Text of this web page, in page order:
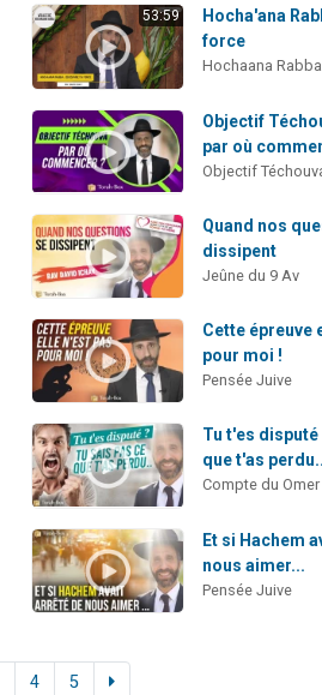
53:59
Hocha'ana
force
Hochaana Rabba
Objectif
par où
Objectif
Quand nos
dissipent
Jeûne du 9 Av
Cette épreuve
pour moi !
Pensée Juive
Tu t'es disputé
que t'as
Compte du Omer
Et si Hachem
nous aimer...
Pensée Juive
4 5